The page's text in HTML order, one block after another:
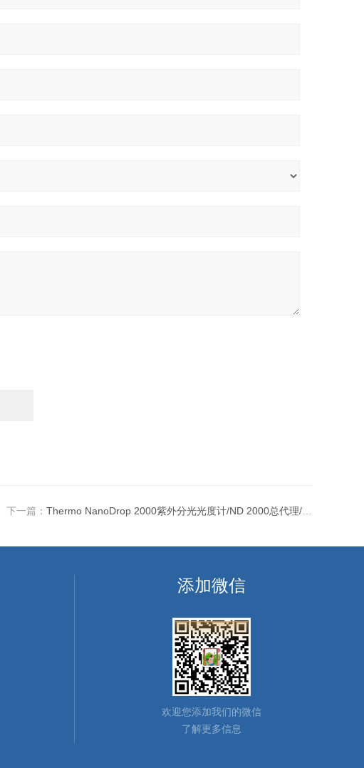
下一篇： Thermo NanoDrop 2000紫外分光光度计/ND 2000总代理/Thermo ND2000价格 北京
添加微信
欢迎您添加我们的微信
了解更多信息